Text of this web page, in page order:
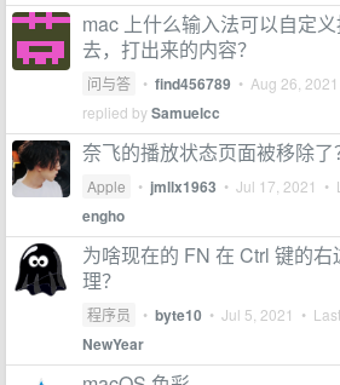
mac 上什么输入法可以自定
去，打出来的内容？
问与答 • find456789 • Aug 26, 2021
replied bySamuelcc
奈飞的播放状态页面被移除了
Apple • jmllx1963 • Jul 17, 2021 •
engho
为啥现在的 FN 在 Ctrl 键的右
理？
程序员 • byte10 • Jul 5, 2021 •
NewYear